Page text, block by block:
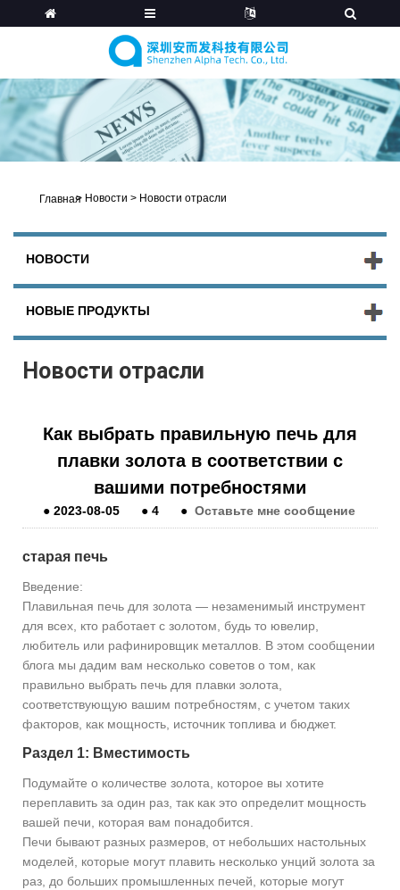
Главная
> Новости > Новости отрасли
НОВОСТИ
НОВЫЕ ПРОДУКТЫ
Новости отрасли
Как выбрать правильную печь для
плавки золота в соответствии с
вашими потребностями
●2023-08-05 ●4 ● Оставьте мне сообщение
старая печь
Введение:
Плавильная печь для золота — незаменимый инструмент
для всех, кто работает с золотом, будь то ювелир,
любитель или рафинировщик металлов. В этом сообщении
блога мы дадим вам несколько советов о том, как
правильно выбрать печь для плавки золота,
соответствующую вашим потребностям, с учетом таких
факторов, как мощность, источник топлива и бюджет.
Раздел 1: Вместимость
Подумайте о количестве золота, которое вы хотите
переплавить за один раз, так как это определит мощность
вашей печи, которая вам понадобится.
Печи бывают разных размеров, от небольших настольных
моделей, которые могут плавить несколько унций золота за
раз, до больших промышленных печей, которые могут